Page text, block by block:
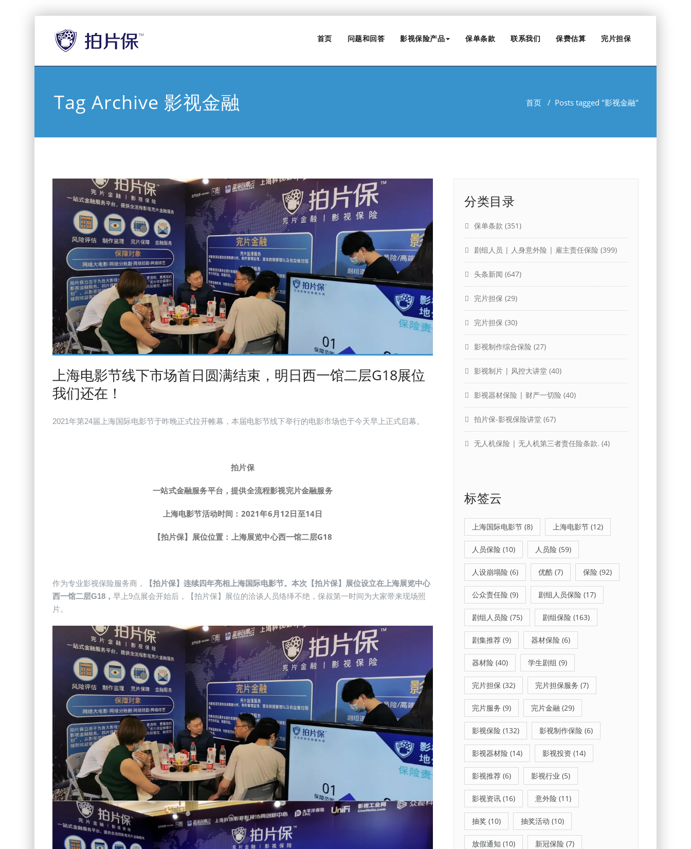
首页 问题和回答 影视保险产品 保单条款 联系我们 保费估算 完片担保
Tag Archive 影视金融 首页 / Posts tagged "影视金融"
上海电影节线下市场首日圆满结束，明日西一馆二层G18展位
我们还在！
2021年第24届上海国际电影节于昨晚正式拉开帷幕，本届电影节线下举行的电影市场也于今天早上正式启幕。
拍片保
一站式金融服务平台，提供全流程影视完片金融服务
上海电影节活动时间： 2021年6 月12日至14日
【拍片保】展位位置：上海展览中心西一馆二层G18
作为专业影视保险服务商，
【拍片保】连续四年亮相上海国际电影节。本次【拍片保】展位设立在上海展览中心
西一馆二层G18， 早上9点展会开始后，【拍片保】展位的洽谈人员络绎不绝，保叔第一时间为大家带来现场照
片。
分类目录
保单条款 (351)
剧组人员 | 人身意外险 | 雇主责任保险 (399)
头条新闻 (647)
完片担保 (29)
完片担保 (30)
影视制作综合保险 (27)
影视制片 | 风控大讲堂 (40)
影视器材保险 | 财产一切险 (40)
拍片保-影视保险讲堂 (67)
无人机保险 | 无人机第三者责任险条款. (4)
标签云
上海国际电影节 (8) 上海电影节 (12)
人员保险 (10) 人员险 (59)
人设崩塌险 (6) 优酷 (7) 保险 (92)
公众责任险 (9) 剧组人员保险 (17)
剧组人员险 (75) 剧组保险 (163)
剧集推荐 (9) 器材保险 (6)
器材险 (40) 学生剧组 (9)
完片担保 (32) 完片担保服务 (7)
完片服务 (9) 完片金融 (29)
影视保险 (132) 影视制作保险 (6)
影视器材险 (14) 影视投资 (14)
影视推荐 (6) 影视行业 (5)
影视资讯 (16) 意外险 (11)
抽奖 (10) 抽奖活动 (10)
放假通知 (10) 新冠保险 (7)